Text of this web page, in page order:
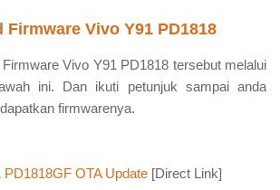
Vivo Y91 PD1818
Vivo Y91 PD1818 tersebut melalui
ini. Dan ikuti petunjuk sampai anda
firmwarenya.
OTA Update [Direct Link]